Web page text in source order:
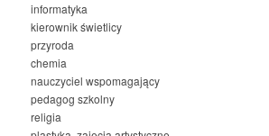
informatyka
kierownik świetlicy
przyroda
chemia
nauczyciel wspomagający
pedagog szkolny
religia